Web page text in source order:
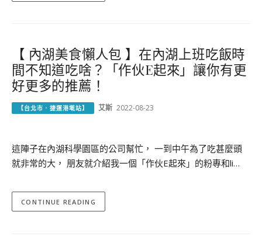
【 內湖美食懶人包 】在內湖上班吃飯時
間不知道吃啥？「作伙E起來」讓你有更
好更多的推薦！
【台北市．捷運港墘站】 艾斯 2022-08-23
這陣子在內湖科學園區的公司幫忙， 一到中午為了吃甚麼頭
就非常的大， 朋友就介紹我一個「作伙E起來」的粉專和li…
CONTINUE READING